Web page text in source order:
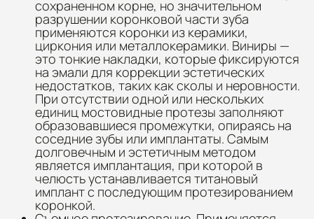
сохраненном корне, но значительном
разрушении коронковой части зуба
применяются коронки из керамики,
циркония или металлокерамики. Виниры —
это тонкие накладки, которые фиксируются
на эмали для коррекции эстетических
недостатков, таких как сколы и неровности.
При отсутствии одной или нескольких
единиц мостовидные протезы заполняют
образовавшиеся промежутки, опираясь на
соседние зубы или имплантаты. Самым
долговечным и эстетичным методом
является имплантация, при которой в
челюсть устанавливается титановый
имплант с последующим протезированием
коронкой.